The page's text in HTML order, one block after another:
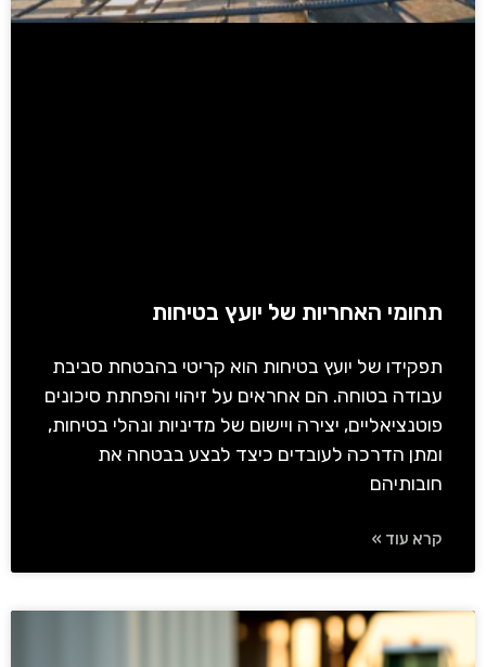
תחומי האחריות של יועץ בטיחות
תפקידו של יועץ בטיחות הוא קריטי בהבטחת סביבת
עבודה בטוחה. הם אחראים על זיהוי והפחתת סיכונים
פוטנציאליים, יצירה ויישום של מדיניות ונהלי בטיחות,
ומתן הדרכה לעובדים כיצד לבצע בבטחה את
חובותיהם
קרא עוד »